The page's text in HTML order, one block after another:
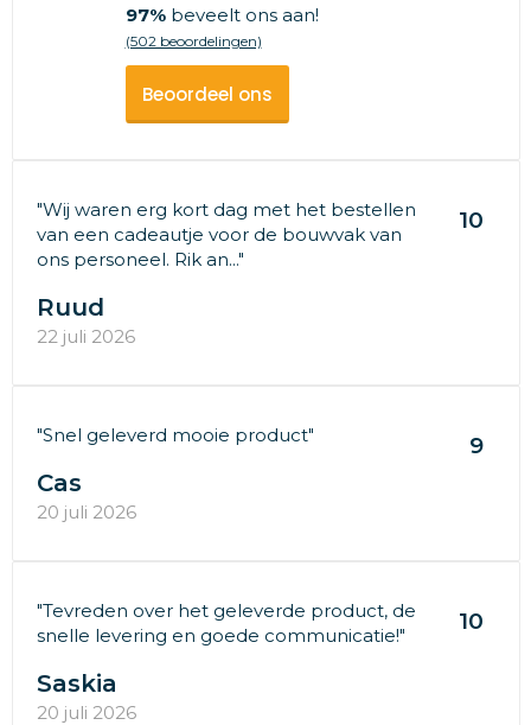
97%beveelt ons aan!
(502 beoordelingen)
Beoordeel ons
"Wij waren erg kort dag met het bestellen
van een cadeautje voor de bouwvak van
ons personeel. Rik an..."
10
Ruud
22 juli 2026
"Snel geleverd mooie product" 9
Cas
20 juli 2026
"Tevreden over het geleverde product, de
snelle levering en goede communicatie!"
10
Saskia
20 juli 2026